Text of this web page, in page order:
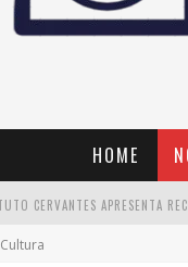
HOME
Cultura